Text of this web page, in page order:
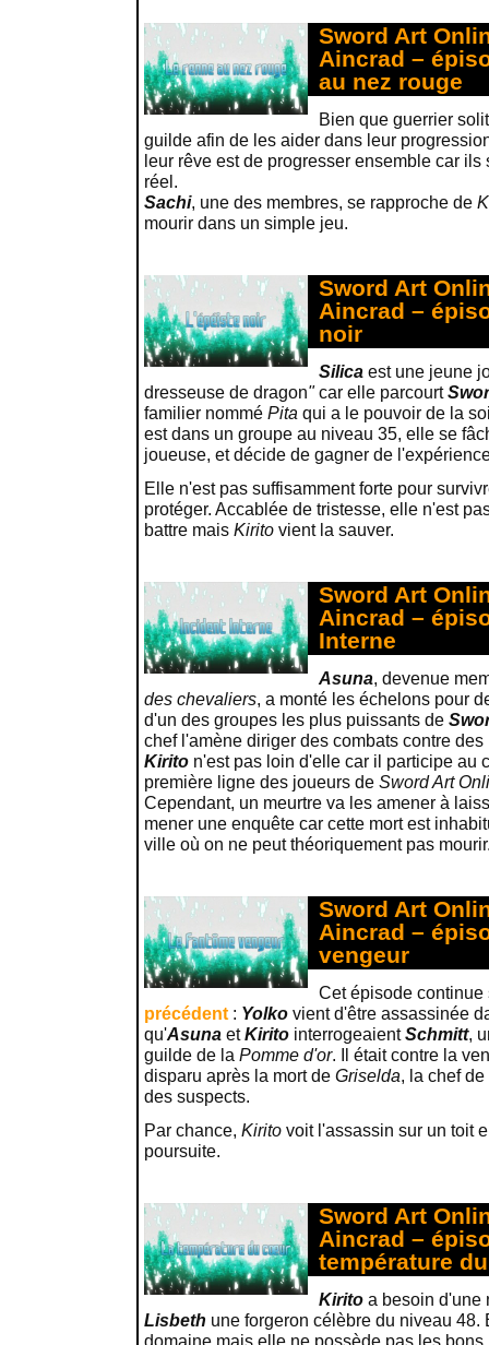
Sword Art
Aincrad –
au nez rouge
Bien que guerrier
guilde afin de les aider dans leur
leur rêve est de progresser ensemble car
réel.
Sachi, une des membres, se rapproche de
mourir dans un simple jeu.
Sword Art
Aincrad –
noir
Silica est une jeune
dresseuse de dragon"car elle parcourt
familier nommé Pita qui a le pouvoir de la
est dans un groupe au niveau 35, elle se
joueuse, et décide de gagner de
Elle n'est pas suffisamment forte pour
protéger. Accablée de tristesse, elle n'est
battre mais Kirito vient la sauver.
Sword Art
Aincrad –
Interne
Asuna, devenue
des chevaliers, a monté les échelons pour
d'un des groupes les plus puissants de
chef l'amène diriger des combats contre
Kirito n'est pas loin d'elle car il participe au
première ligne des joueurs de Sword Art
Cependant, un meurtre va les amener à
mener une enquête car cette mort est
ville où on ne peut théoriquement pas
Sword Art
Aincrad –
vengeur
Cet épisode continue
précédent : Yolko vient d'être assassinée
qu'Asuna etKirito interrogeaientSchmitt,
guilde de la Pomme d'or. Il était contre la
disparu après la mort de Griselda, la chef
des suspects.
Par chance, Kirito voit l'assassin sur un toit
poursuite.
Sword Art
Aincrad –
température
Kirito a besoin d'une
Lisbeth une forgeron célèbre du niveau 48.
domaine mais elle ne possède pas les